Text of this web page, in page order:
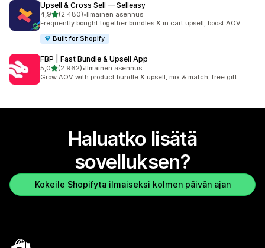
Upsell & Cross Sell — Selleasy
4,9/ 5 tähteä
(2 480)
2480 arvostelua yhteensä
•Ilmainen asennus
Frequently bought together bundles & in cart upsell, boost AOV
Built for Shopify
FBP | Fast Bundle & Upsell App
5,0/ 5 tähteä
(2 962)
2962 arvostelua yhteensä
•Ilmainen asennus
Grow AOV with product bundle & upsell, mix & match, free gift
Haluatko lisätä
sovelluksen?
Kokeile Shopifyta ilmaiseksi kolmen päivän ajan